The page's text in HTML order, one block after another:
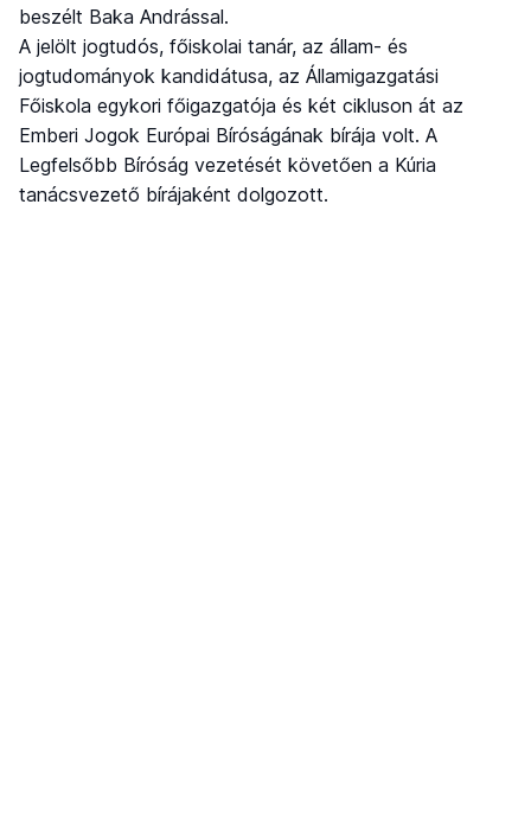
beszélt Baka Andrással.
A jelölt jogtudós, főiskolai tanár, az állam- és
jogtudományok kandidátusa, az Államigazgatási
Főiskola egykori főigazgatója és két cikluson át az
Emberi Jogok Európai Bíróságának bírája volt. A
Legfelsőbb Bíróság vezetését követően a Kúria
tanácsvezető bírájaként dolgozott.